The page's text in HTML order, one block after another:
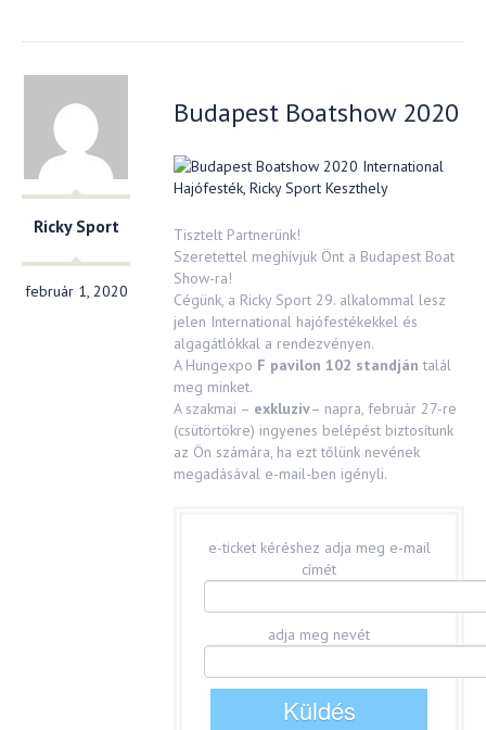
Ricky Sport
február 1, 2020
Budapest Boatshow 2020
Tisztelt Partnerünk!
Szeretettel meghívjuk Önt a Budapest Boat
Show-ra!
Cégünk, a Ricky Sport 29. alkalommal lesz
jelen International hajófestékekkel és
algagátlókkal a rendezvényen.
A Hungexpo F pavilon 102 standján talál
meg minket.
A szakmai – exkluzív– napra, február 27-re
(csütörtökre) ingyenes belépést biztosítunk
az Ön számára, ha ezt tőlünk nevének
megadásával e-mail-ben igényli.
e-ticket kéréshez adja meg e-mail
címét
adja meg nevét